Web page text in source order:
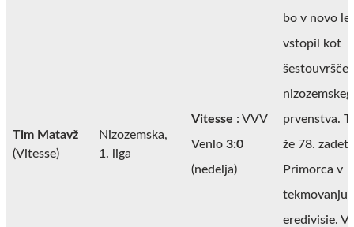
Tim Matavž
(Vitesse)
Nizozemska,
1. liga
Vitesse : VVV
Venlo 3:0
(nedelja)
bo v novo
vstopil kot
prvenstva.
že 78.
Primorca v
tekmovanju
eredivisie. V